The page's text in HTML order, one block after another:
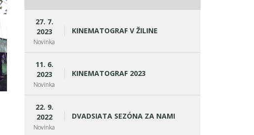
27. 7.
2023
Novinka
KINEMATOGRAF V ŽILINE
11. 6.
2023
Novinka
KINEMATOGRAF 2023
22. 9.
2022
Novinka
DVADSIATA SEZÓNA ZA NAMI